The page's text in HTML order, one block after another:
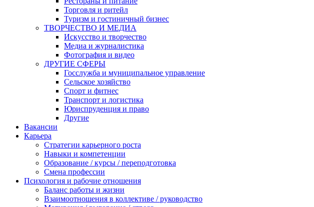
Торговля и ритейл
Туризм и гостиничный бизнес
ТВОРЧЕСТВО И МЕДИА
Искусство и творчество
Медиа и журналистика
Фотография и видео
ДРУГИЕ СФЕРЫ
Госслужба и муниципальное управление
Сельское хозяйство
Спорт и фитнес
Транспорт и логистика
Юриспруденция и право
Другие
Вакансии
Карьера
Стратегии карьерного роста
Навыки и компетенции
Образование / курсы / переподготовка
Смена профессии
Психология и рабочие отношения
Баланс работы и жизни
Взаимоотношения в коллективе / руководство